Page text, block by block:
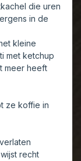
die uren
in de
kleine
met ketchup
meer heeft
ze koffie in
recht